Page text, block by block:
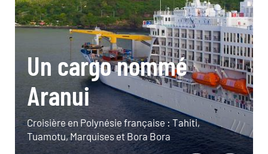
Un cargo nommé
Aranui
Croisière en Polynésie française : Tahiti,
Tuamotu, Marquises et Bora Bora